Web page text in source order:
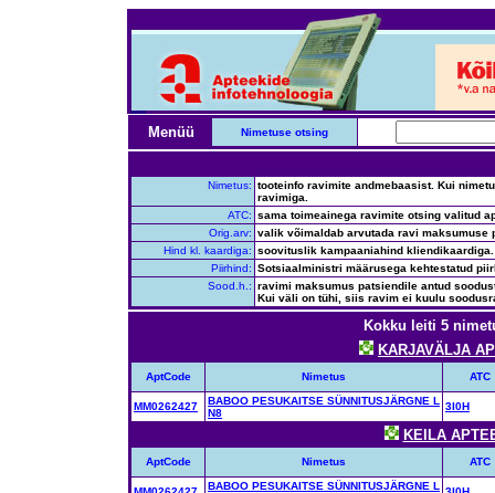
Menüü Nimetuse otsing
Nimetus: tooteinfo ravimite andmebaasist. Kui
ravimiga.
ATC: sama toimeainega ravimite otsing valitud
Orig.arv: valik võimaldab arvutada ravi maksumuse
Hind kl. kaardiga: soovituslik kampaaniahind kliendikaardiga.
Piirhind: Sotsiaalministri määrusega kehtestatud
Sood.h.: ravimi maksumus patsiendile antud
Kui väli on tühi, siis ravim ei kuulu
Kokku leiti 5
KARJAVÄLJA
AptCode Nimetus ATC
MM0262427
BABOO PESUKAITSE SÜNNITUSJÄRGNE L
N8
3I0H
KEILA
AptCode Nimetus ATC
BABOO PESUKAITSE SÜNNITUSJÄRGNE L